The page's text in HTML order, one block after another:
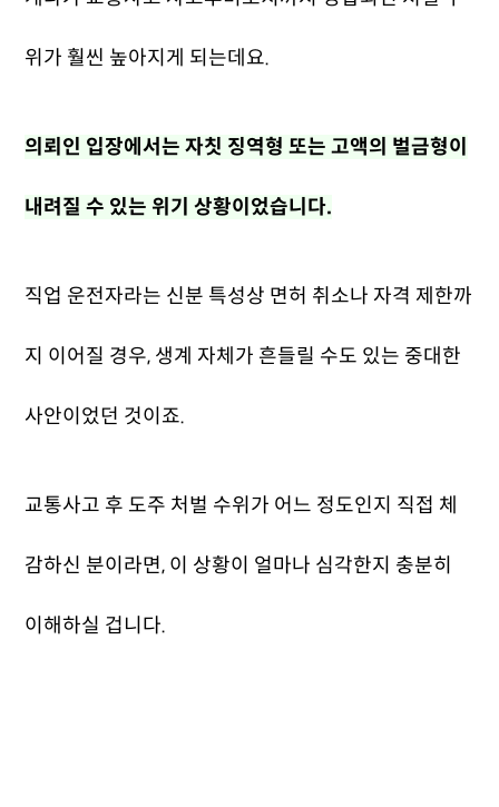
위가 훨씬 높아지게 되는데요.
의뢰인 입장에서는 자칫 징역형 또는 고액의 벌금형이
내려질 수 있는 위기 상황이었습니다.
직업 운전자라는 신분 특성상 면허 취소나 자격 제한까
지 이어질 경우, 생계 자체가 흔들릴 수도 있는 중대한
사안이었던 것이죠.
교통사고 후 도주 처벌 수위가 어느 정도인지 직접 체
감하신 분이라면, 이 상황이 얼마나 심각한지 충분히
이해하실 겁니다.